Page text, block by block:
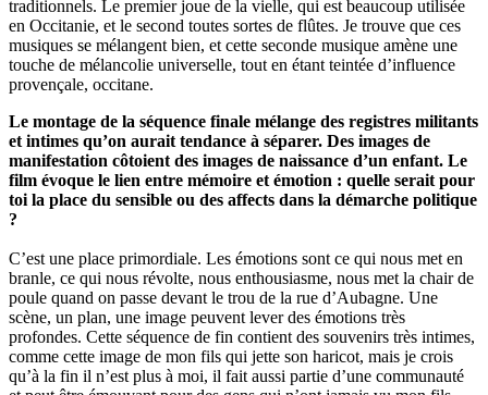
traditionnels. Le premier joue de la vielle, qui est beaucoup utilisée
en Occitanie, et le second toutes sortes de flûtes. Je trouve que ces
musiques se mélangent bien, et cette seconde musique amène une
touche de mélancolie universelle, tout en étant teintée d’influence
provençale, occitane.
Le montage de la séquence finale mélange des registres militants
et intimes qu’on aurait tendance à séparer. Des images de
manifestation côtoient des images de naissance d’un enfant. Le
film évoque le lien entre mémoire et émotion : quelle serait pour
toi la place du sensible ou des affects dans la démarche politique
?
C’est une place primordiale. Les émotions sont ce qui nous met en
branle, ce qui nous révolte, nous enthousiasme, nous met la chair de
poule quand on passe devant le trou de la rue d’Aubagne. Une
scène, un plan, une image peuvent lever des émotions très
profondes. Cette séquence de fin contient des souvenirs très intimes,
comme cette image de mon fils qui jette son haricot, mais je crois
qu’à la fin il n’est plus à moi, il fait aussi partie d’une communauté